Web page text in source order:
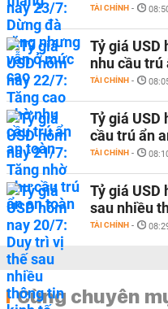
TÀI CHÍNH -
Tỷ giá USD
nhu cầu trú
TÀI CHÍNH -
Tỷ giá USD
cầu trú ẩn
TÀI CHÍNH -
Tỷ giá USD
sau nhiều
TÀI CHÍNH -
Cùng chuyên